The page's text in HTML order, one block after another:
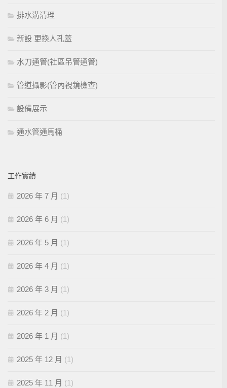
排水溝清理
新設 更換人孔蓋
水刀通管(社區吊管通管)
管道攝影(管內視鏡檢查)
設備展示
通水管通馬桶
工作實績
2026 年 7 月 (1)
2026 年 6 月 (1)
2026 年 5 月 (1)
2026 年 4 月 (1)
2026 年 3 月 (1)
2026 年 2 月 (1)
2026 年 1 月 (1)
2025 年 12 月 (1)
2025 年 11 月 (1)